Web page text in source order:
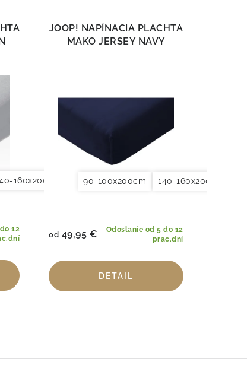
160x200cm 180x200x200cm
12
JOOP! NAPÍNACIA PLACHTA
MAKO JERSEY NAVY
90-100x200cm 140-160x200cm
Odoslanie od 5 do 12
prac.dní
od 49,95 €
DETAIL